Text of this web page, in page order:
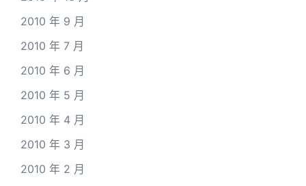
2010 年 9 月
2010 年 7 月
2010 年 6 月
2010 年 5 月
2010 年 4 月
2010 年 3 月
2010 年 2 月